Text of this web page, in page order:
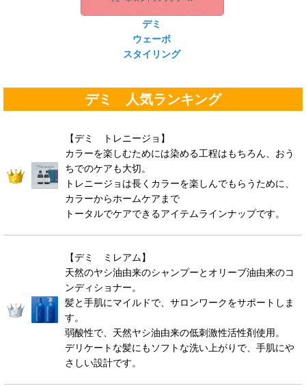
デミ
ウェーボ
スタイリング
デミ 人気ランキング
【デミ トレニージョ】
カラーを楽しむためには染める工程はもちろん、おう
ちでのケアも大切。
トレニージョは長くカラーを楽しんでもらうために、
カラーからホームケアまで
トータルでケアできるアイテムラインナップです。
【デミ ミレアム】
天然のヤシ油由来のシャンプーとオリーブ油由来のコ
ンディショナー。
髪と手肌にマイルドで、サロンワークをサポートしま
す。
弱酸性で、天然ヤシ油由来の低刺激性活性剤使用。
デリケートな髪にもソフトな洗い上がりで、手肌にや
さしい設計です。